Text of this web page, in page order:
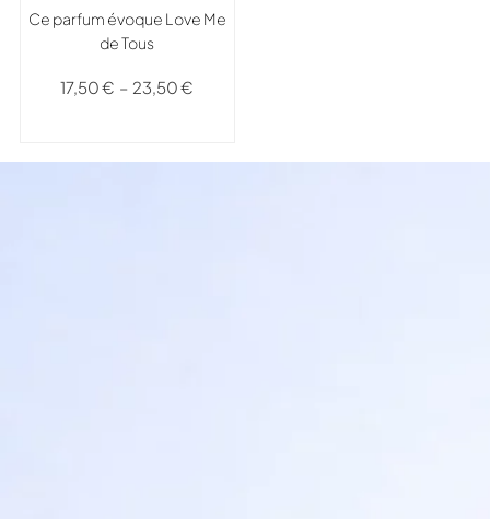
Ce parfum évoque Love Me
de Tous
17,50€ – 23,50€